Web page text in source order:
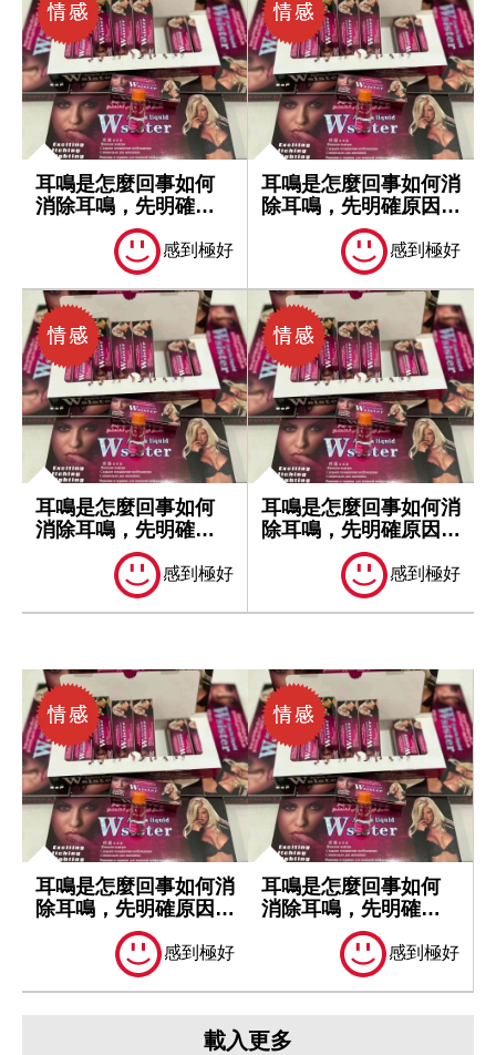
耳鳴是怎麼回事如何
消除耳鳴，先明確原
感到極好
耳鳴是怎麼回事如何消
除耳鳴，先明確原因再
感到極好
耳鳴是怎麼回事如何
消除耳鳴，先明確原
感到極好
耳鳴是怎麼回事如何消
除耳鳴，先明確原因再
感到極好
耳鳴是怎麼回事如何消
除耳鳴，先明確原因再
感到極好
耳鳴是怎麼回事如何
消除耳鳴，先明確原
感到極好
載入更多